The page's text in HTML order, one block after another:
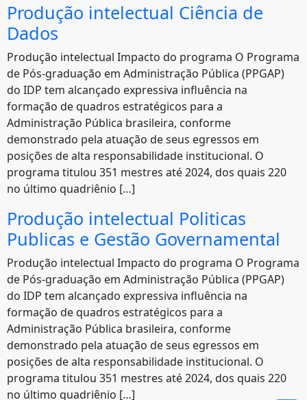
Produção intelectual Ciência de
Dados
Produção intelectual Impacto do programa O Programa
de Pós-graduação em Administração Pública (PPGAP)
do IDP tem alcançado expressiva influência na
formação de quadros estratégicos para a
Administração Pública brasileira, conforme
demonstrado pela atuação de seus egressos em
posições de alta responsabilidade institucional. O
programa titulou 351 mestres até 2024, dos quais 220
no último quadriênio […]
Produção intelectual Politicas
Publicas e Gestão Governamental
Produção intelectual Impacto do programa O Programa
de Pós-graduação em Administração Pública (PPGAP)
do IDP tem alcançado expressiva influência na
formação de quadros estratégicos para a
Administração Pública brasileira, conforme
demonstrado pela atuação de seus egressos em
posições de alta responsabilidade institucional. O
programa titulou 351 mestres até 2024, dos quais 220
no último quadriênio […]